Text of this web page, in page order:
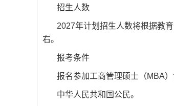
招生人数
2027年计划招生人数将根据教
右。
报考条件
报名参加工商管理硕士（MBA
中华人民共和国公民。